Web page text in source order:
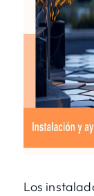
Los